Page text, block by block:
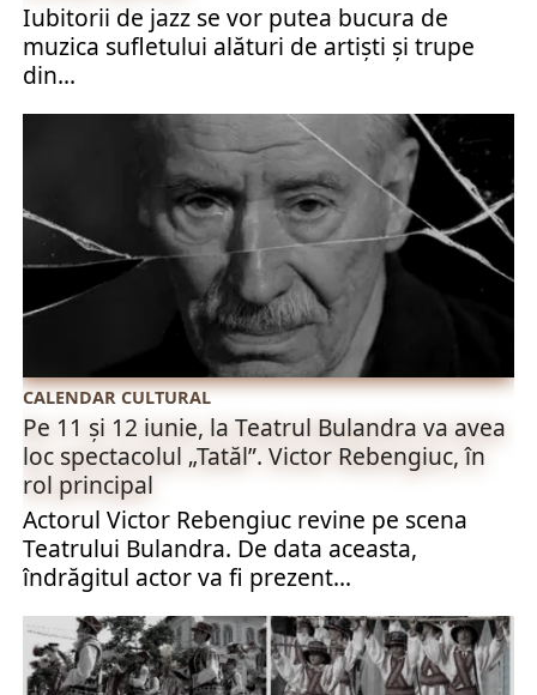
Iubitorii de jazz se vor putea bucura de
muzica sufletului alături de artişti şi trupe
din...
CALENDAR CULTURAL
Pe 11 și 12 iunie, la Teatrul Bulandra va avea
loc spectacolul „Tatăl”. Victor Rebengiuc, în
rol principal
Actorul Victor Rebengiuc revine pe scena
Teatrului Bulandra. De data aceasta,
îndrăgitul actor va fi prezent...